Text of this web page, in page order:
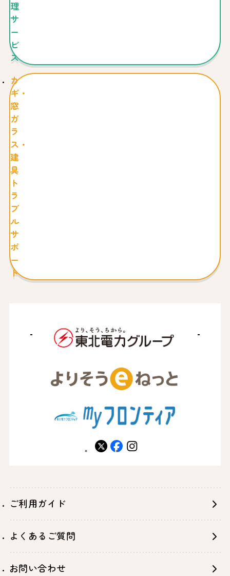
理
サ
ー
ビ
ス
カ
ギ・
窓
ガ
ラ
ス・
建
具
ト
ラ
ブ
ル
サ
ポ
ー
ト
X facebookinstagram
ご利用ガイド
よくあるご質問
お問い合わせ